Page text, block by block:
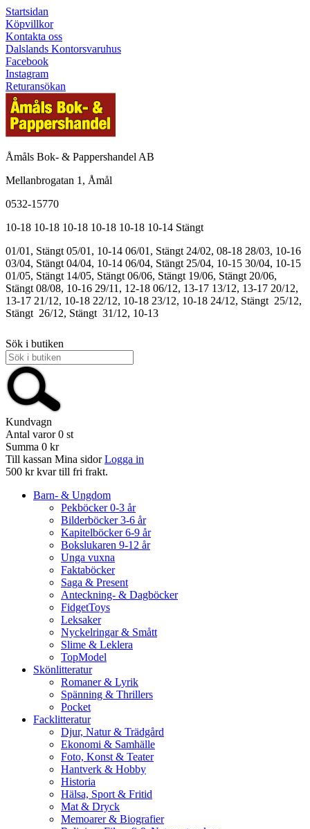
Startsidan
Köpvillkor
Kontakta oss
Dalslands Kontorsvaruhus
Facebook
Instagram
Returansökan
Åmåls Bok- & Pappershandel AB
Mellanbrogatan 1, Åmål
0532-15770
10-18 10-18 10-18 10-18 10-18 10-14 Stängt
01/01, Stängt 05/01, 10-14 06/01, Stängt 24/02, 08-18 28/03, 10-16
03/04, Stängt 04/04, 10-14 06/04, Stängt 25/04, 10-15 30/04, 10-15
01/05, Stängt 14/05, Stängt 06/06, Stängt 19/06, Stängt 20/06,
Stängt 08/08, 10-16 29/11, 12-18 06/12, 13-17 13/12, 13-17 20/12,
13-17 21/12, 10-18 22/12, 10-18 23/12, 10-18 24/12, Stängt 25/12,
Stängt 26/12, Stängt 31/12, 10-13
Sök i butiken
Kundvagn
Antal varor 0 st
Summa 0 kr
Till kassan Mina sidor Logga in
500 kr kvar till fri frakt.
Barn- & Ungdom
Pekböcker 0-3 år
Bilderböcker 3-6 år
Kapitelböcker 6-9 år
Bokslukaren 9-12 år
Unga vuxna
Faktaböcker
Saga & Present
Anteckning- & Dagböcker
FidgetToys
Leksaker
Nyckelringar & Smått
Slime & Leklera
TopModel
Skönlitteratur
Romaner & Lyrik
Spänning & Thrillers
Pocket
Facklitteratur
Djur, Natur & Trädgård
Ekonomi & Samhälle
Foto, Konst & Teater
Hantverk & Hobby
Historia
Hälsa, Sport & Fritid
Mat & Dryck
Memoarer & Biografier